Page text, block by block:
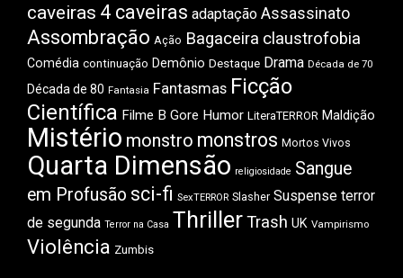
caveiras 4 caveiras adaptação Assassinato
Assombração Ação Bagaceira claustrofobia
Comédia continuação Demônio Destaque Drama Década de 70
Década de 80 Fantasia Fantasmas Ficção
Científica Filme B Gore Humor LiteraTERROR Maldição
Mistério monstro monstros Mortos Vivos
Quarta Dimensão religiosidade Sangue
em Profusão sci-fi SexTERROR Slasher Suspense terror
de segunda Terror na Casa ThrillerTrash UK Vampirismo
Violência Zumbis